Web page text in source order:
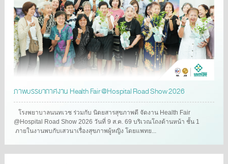
ภาพบรรยากาศงาน Health Fair @Hospital Road Show 2026
โรงพยาบาลนนทเวช ร่วมกับ นิตยสารสุขภาพดี จัดงาน Health Fair
@Hospital Road Show 2026 วันที่ 9 ส.ค. 69 บริเวณโถงด้านหน้า ชั้น 1
ภายในงานพบกับเสวนาเรื่องสุขภาพผู้หญิง โดยแพทย...